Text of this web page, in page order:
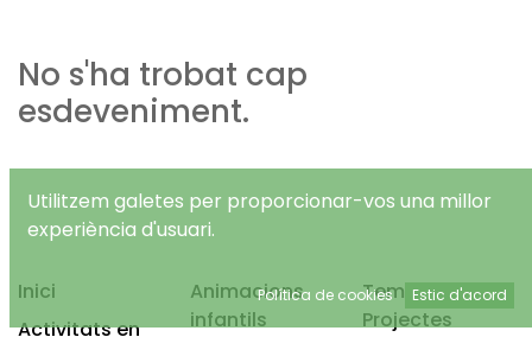
No s'ha trobat cap
esdeveniment.
Inici
Activitats en
Animacions
infantils
Temps Lliure
Projectes
Utilitzem galetes per proporcionar-vos una millor
experiència d'usuari.
Política de cookies Estic d'acord